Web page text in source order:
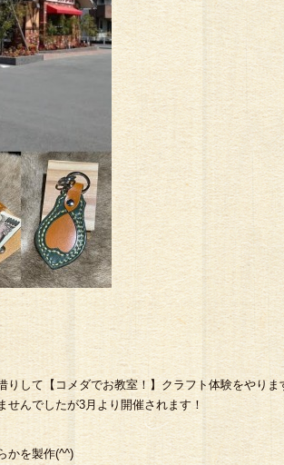
りして【コメダでお教室！】クラフト体験をやりま
んでしたが3月より開催されます！
かを製作(^^)